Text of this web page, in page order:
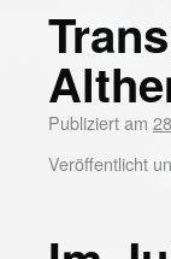
Publiziert am
Veröffentlicht